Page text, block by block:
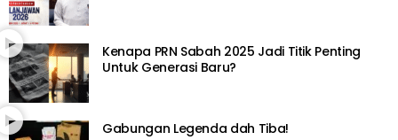
Kenapa PRN Sabah 2025 Jadi Titik Penting
Untuk Generasi Baru?
Gabungan Legenda dah Tiba!